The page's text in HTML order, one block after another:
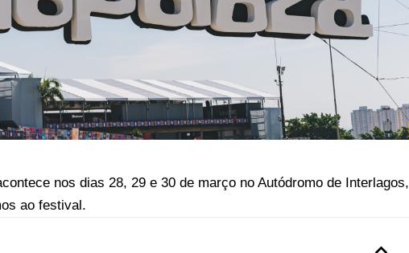
nos dias 28, 29 e 30 de março no Autódromo de Interlagos,
ao festival.